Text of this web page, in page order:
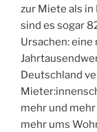
zur Miete als in
sind es sogar
Ursachen:
Deutschland
mehr und
mehr ums